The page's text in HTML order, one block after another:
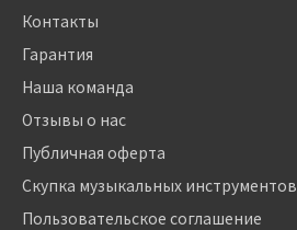
Контакты
Гарантия
Наша команда
Отзывы о нас
Публичная оферта
Скупка музыкальных инструментов
Пользовательское соглашение